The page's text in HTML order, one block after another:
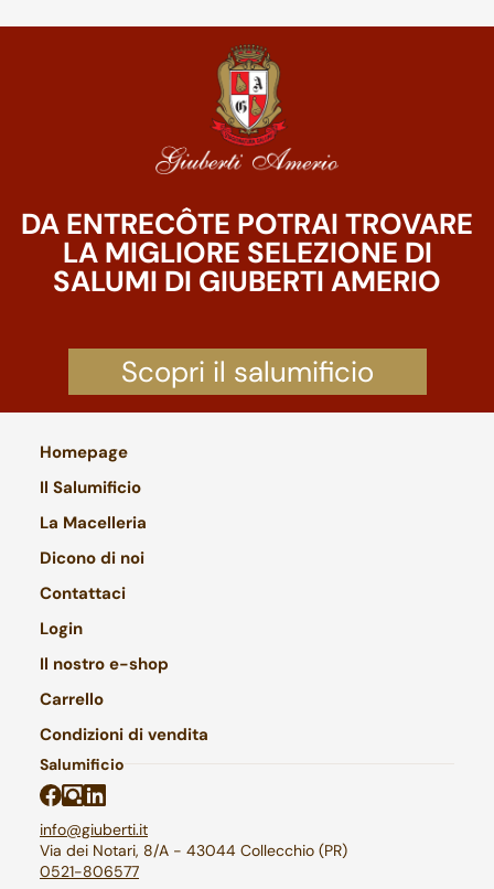
Homepage
Il Salumificio
La Macelleria
Dicono di noi
Contattaci
Login
Il nostro e-shop
Carrello
Condizioni di vendita
Salumificio
info@giuberti.it
Via dei Notari, 8/A - 43044 Collecchio (PR)
0521-806577
DA ENTRECÔTE POTRAI TROVARE
LA MIGLIORE SELEZIONE DI
SALUMI DI GIUBERTI AMERIO
Scopri il salumificio